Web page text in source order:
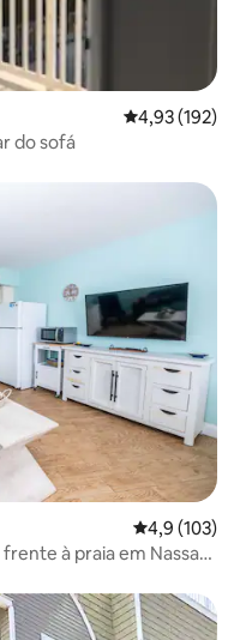
4,93 de uma
4,93 (192)
Anúncio novo — Vista para o mar do sofá
4,9 de uma
4,9 (103)
à praia em Nassau